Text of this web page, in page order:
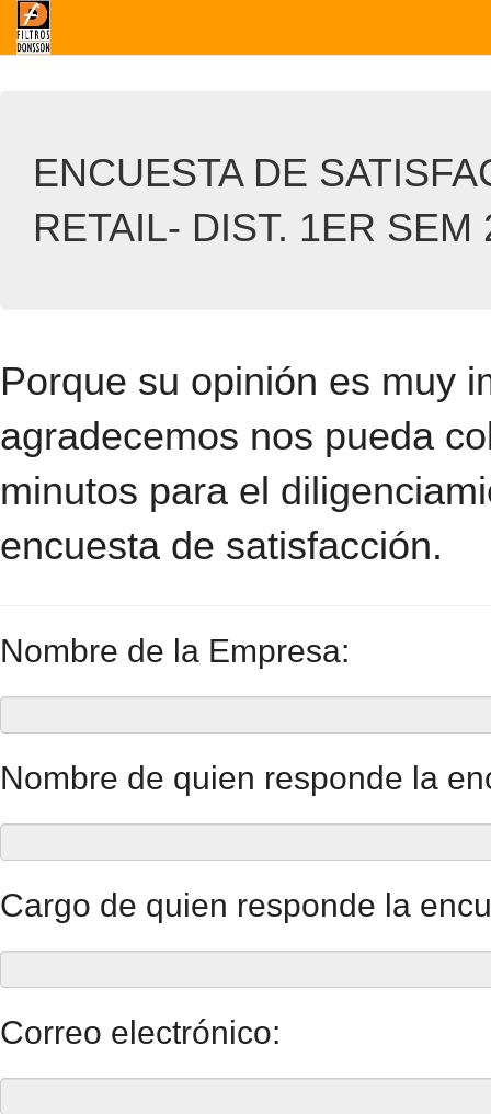
ENCUESTA DE
RETAIL- DIST. 1ER
Porque su opinión es muy
agradecemos nos pueda
minutos para el
encuesta de satisfacción.
Nombre de la Empresa:
Nombre de quien responde la
Cargo de quien responde la
Correo electrónico: